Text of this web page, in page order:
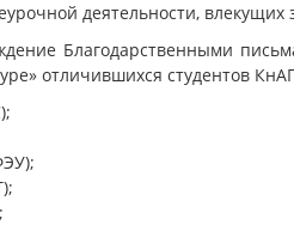
деятельности,
Благодарственными
отличившихся студентов